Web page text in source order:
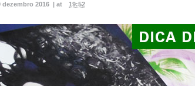
dezembro 2016 | at 19:52